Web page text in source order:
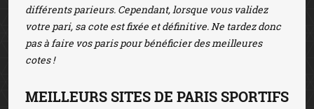
différents parieurs. Cependant, lorsque vous validez
votre pari, sa cote est fixée et définitive. Ne tardez donc
pas à faire vos paris pour bénéficier des meilleures
cotes !
MEILLEURS SITES DE PARIS SPORTIFS